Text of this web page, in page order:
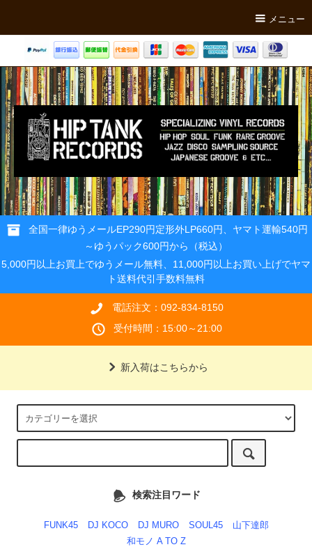
メニュー
全国一律ゆうメールEP290円定形外LP660円、ヤマト運輸540円
～ゆうパック600円から（税込）
5,000円以上お買上でゆうメール無料、11,000円以上お買い上げでヤマ
ト送料代引手数料無料
電話注文：092-834-8150
受付時間：15:00～21:00
新入荷はこちらから
検索注目ワード
FUNK45 DJ KOCO DJ MURO SOUL45
山下達郎
和モノ A TO Z